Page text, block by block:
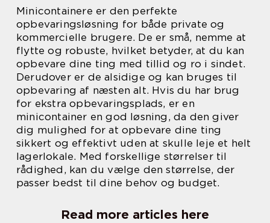
Minicontainere er den perfekte
opbevaringsløsning for både private og
kommercielle brugere. De er små, nemme at
flytte og robuste, hvilket betyder, at du kan
opbevare dine ting med tillid og ro i sindet.
Derudover er de alsidige og kan bruges til
opbevaring af næsten alt. Hvis du har brug
for ekstra opbevaringsplads, er en
minicontainer en god løsning, da den giver
dig mulighed for at opbevare dine ting
sikkert og effektivt uden at skulle leje et helt
lagerlokale. Med forskellige størrelser til
rådighed, kan du vælge den størrelse, der
passer bedst til dine behov og budget.
Read more articles here